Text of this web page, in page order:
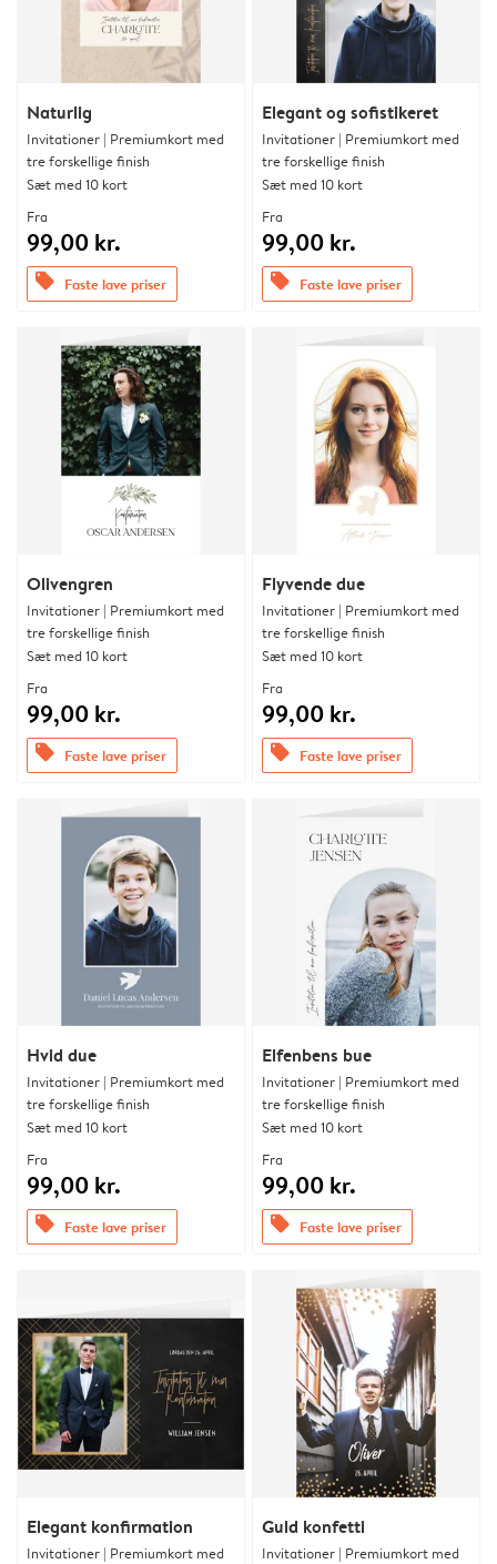
Naturlig
Invitationer | Premiumkort med
tre forskellige finish
Sæt med 10 kort
Fra
99,00 kr.
offers Faste lave priser
Elegant og sofistikeret
Invitationer | Premiumkort med
tre forskellige finish
Sæt med 10 kort
Fra
99,00 kr.
offers Faste lave priser
Olivengren
Invitationer | Premiumkort med
tre forskellige finish
Sæt med 10 kort
Fra
99,00 kr.
offers Faste lave priser
Flyvende due
Invitationer | Premiumkort med
tre forskellige finish
Sæt med 10 kort
Fra
99,00 kr.
offers Faste lave priser
Hvid due
Invitationer | Premiumkort med
tre forskellige finish
Sæt med 10 kort
Fra
99,00 kr.
offers Faste lave priser
Elfenbens bue
Invitationer | Premiumkort med
tre forskellige finish
Sæt med 10 kort
Fra
99,00 kr.
offers Faste lave priser
Elegant konfirmation
Invitationer | Premiumkort med
Guld konfetti
Invitationer | Premiumkort med